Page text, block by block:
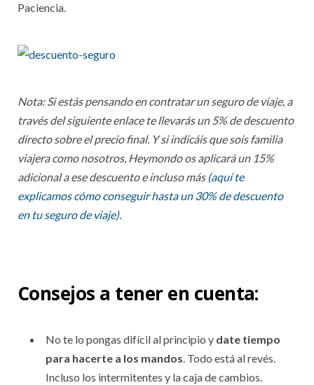
Paciencia.
Nota: Si estás pensando en contratar un seguro de viaje, a
través del siguiente enlace te llevarás un 5% de descuento
directo sobre el precio final. Y si indicáis que sois familia
viajera como nosotros, Heymondo os aplicará un 15%
adicional a ese descuento e incluso más(aquí te
explicamos cómo conseguir hasta un 30% de descuento
en tu seguro de viaje).
Consejos a tener en cuenta:
No te lo pongas difícil al principio y date tiempo
para hacerte a los mandos. Todo está al revés.
Incluso los intermitentes y la caja de cambios.